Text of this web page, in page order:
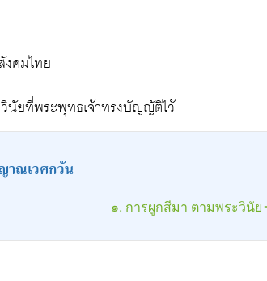
คมไทย
นัยที่พระพุทธเจ้าทรงบัญญัติไว้
ณเวศกวัน
๑. การผูกสีมา ตามพระวินัย